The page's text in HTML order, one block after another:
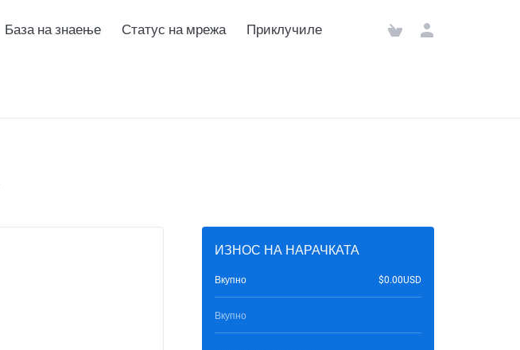
База на знаење Статус на мрежа Приклучиле
ИЗНОС НА НАРАЧКАТА
Вкупно $0.00USD
Вкупно